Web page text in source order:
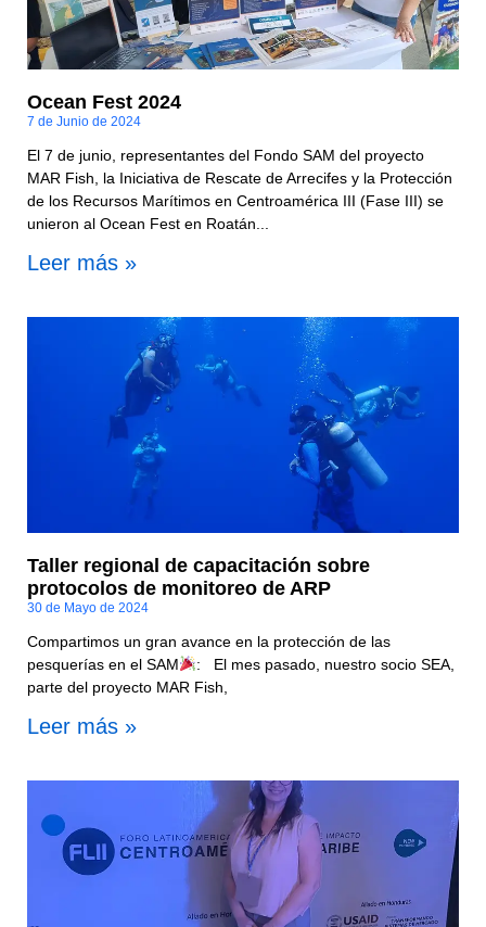
Ocean Fest 2024
7 de Junio de 2024
El 7 de junio, representantes del Fondo SAM del proyecto
MAR Fish, la Iniciativa de Rescate de Arrecifes y la Protección
de los Recursos Marítimos en Centroamérica III (Fase III) se
unieron al Ocean Fest en Roatán...
Leer más »
Taller regional de capacitación sobre
protocolos de monitoreo de ARP
30 de Mayo de 2024
Compartimos un gran avance en la protección de las
pesquerías en el SAM
: El mes pasado, nuestro socio SEA,
parte del proyecto MAR Fish,
Leer más »